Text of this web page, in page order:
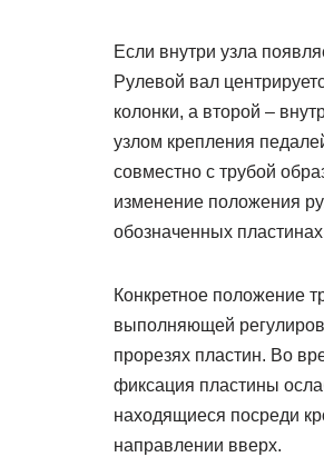
Если внутри узла
Рулевой вал
колонки, а второй –
узлом крепления
совместно с трубой
изменение положения
обозначенных
Конкретное положение
выполняющей
прорезях пластин. Во
фиксация пластины
находящиеся посреди
направлении вверх.